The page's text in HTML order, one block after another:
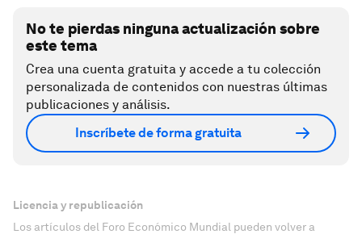
No te pierdas ninguna actualización sobre
este tema
Crea una cuenta gratuita y accede a tu colección
personalizada de contenidos con nuestras últimas
publicaciones y análisis.
Inscríbete de forma gratuita
Licencia y republicación
Los artículos del Foro Económico Mundial pueden volver a